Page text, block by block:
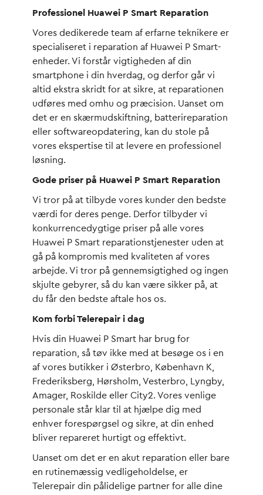
Professionel Huawei P Smart Reparation
Vores dedikerede team af erfarne teknikere er
specialiseret i reparation af Huawei P Smart-
enheder. Vi forstår vigtigheden af din
smartphone i din hverdag, og derfor går vi
altid ekstra skridt for at sikre, at reparationen
udføres med omhu og præcision. Uanset om
det er en skærmudskiftning, batterireparation
eller softwareopdatering, kan du stole på
vores ekspertise til at levere en professionel
løsning.
Gode priser på Huawei P Smart Reparation
Vi tror på at tilbyde vores kunder den bedste
værdi for deres penge. Derfor tilbyder vi
konkurrencedygtige priser på alle vores
Huawei P Smart reparationstjenester uden at
gå på kompromis med kvaliteten af vores
arbejde. Vi tror på gennemsigtighed og ingen
skjulte gebyrer, så du kan være sikker på, at
du får den bedste aftale hos os.
Kom forbi Telerepair i dag
Hvis din Huawei P Smart har brug for
reparation, så tøv ikke med at besøge os i en
af vores butikker i Østerbro, København K,
Frederiksberg, Hørsholm, Vesterbro, Lyngby,
Amager, Roskilde eller City2. Vores venlige
personale står klar til at hjælpe dig med
enhver forespørgsel og sikre, at din enhed
bliver repareret hurtigt og effektivt.
Uanset om det er en akut reparation eller bare
en rutinemæssig vedligeholdelse, er
Telerepair din pålidelige partner for alle dine